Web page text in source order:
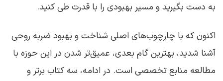
به دست بگیرید و مسیر بهبودی را با قدرت طی کنید.
اکنون که با چارچوب‌های اصلی شناخت و بهبود ضربه روحی
آشنا شدید، بهترین گام بعدی، عمیق‌تر شدن در این حوزه با
مطالعه منابع تخصصی است. در ادامه، سه کتاب برتر و